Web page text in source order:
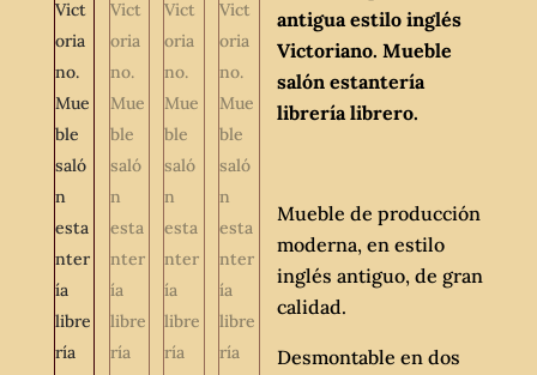
antigua estilo inglés
Victoriano. Mueble
salón estantería
librería librero.
Mueble de producción
moderna, en estilo
inglés antiguo, de gran
calidad.
Desmontable en dos